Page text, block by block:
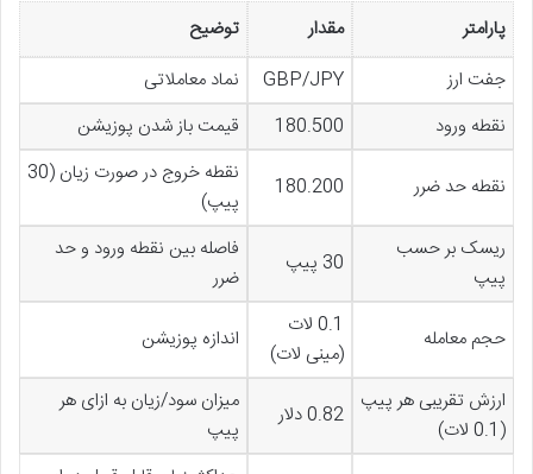
پارامتر مقدار
توضیح
جفت ارز
GBP/JPY
نماد معاملاتی
نقطه ورود
180.500 قیمت باز شدن پوزیشن
نقطه حد ضرر 180.200
نقطه خروج در صورت زیان (30
پیپ)
ریسک بر حسب
پیپ
30 پیپ
فاصله بین نقطه ورود و حد
ضرر
حجم معامله
0.1 لات
(مینی لات)
اندازه پوزیشن
ارزش تقریبی هر پیپ
(0.1 لات)
0.82 دلار
میزان سود/زیان به ازای هر
پیپ